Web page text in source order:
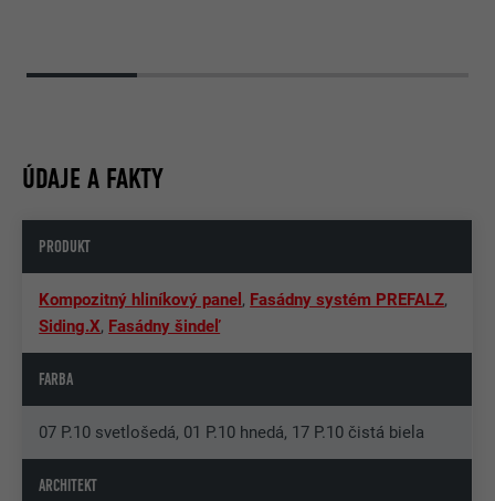
ÚDAJE A FAKTY
PRODUKT
Kompozitný hliníkový panel , Fasádny systém PREFALZ,
Siding.X, Fasádny šindeľ
FARBA
07 P.10 svetlošedá, 01 P.10 hnedá, 17 P.10 čistá biela
ARCHITEKT